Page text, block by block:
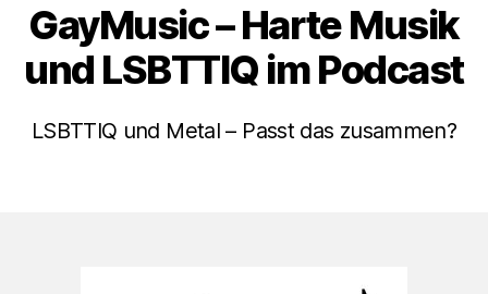
GayMusic – Harte Musik
und LSBTTIQ im Podcast
LSBTTIQ und Metal – Passt das zusammen?